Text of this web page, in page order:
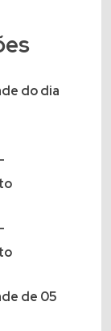
do dia
de 05